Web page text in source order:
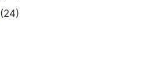
(24)